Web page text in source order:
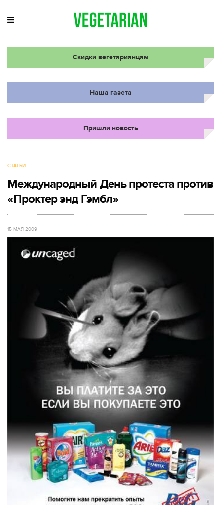
Скидки вегетарианцам
Наша газета
Пришли новость
СТАТЬИ
Международный День протеста против
«Проктер энд Гэмбл»
15 МАЯ 2009